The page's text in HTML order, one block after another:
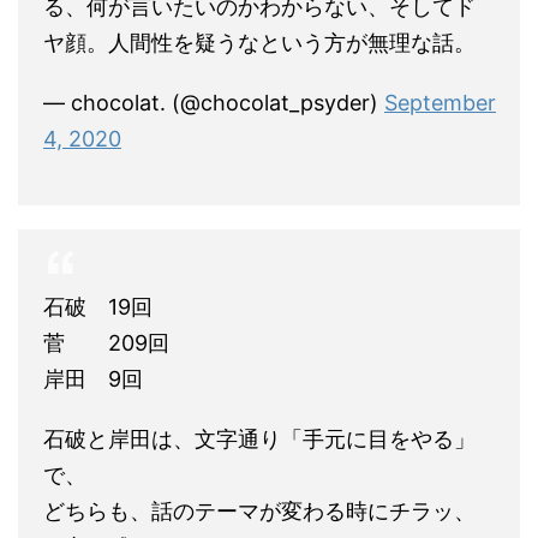
る、何が言いたいのかわからない、そしてド
ヤ顔。人間性を疑うなという方が無理な話。
— chocolat. (@chocolat_psyder) September
4, 2020
石破 19回
菅 209回
岸田 9回
石破と岸田は、文字通り「手元に目をやる」
で、
どちらも、話のテーマが変わる時にチラッ、